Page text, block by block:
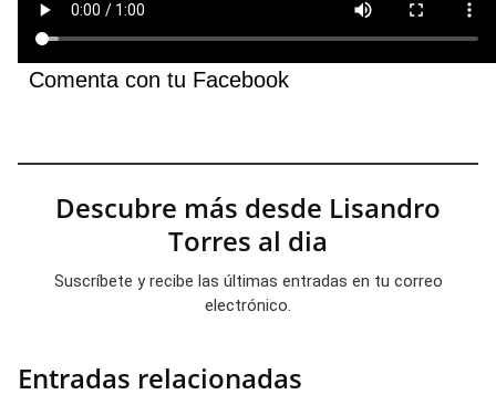
Comenta con tu Facebook
Descubre más desde Lisandro
Torres al dia
Suscríbete y recibe las últimas entradas en tu correo
electrónico.
Entradas relacionadas